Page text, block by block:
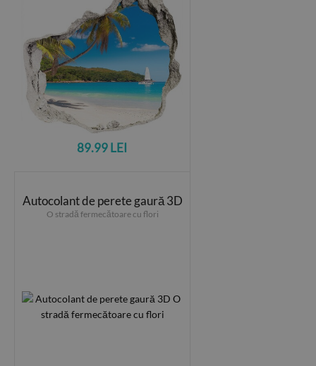
89.99 LEI
Autocolant de perete gaură 3D
O stradă fermecătoare cu flori